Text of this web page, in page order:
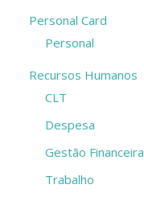
Personal Card
Personal
Recursos Humanos
CLT
Despesa
Gestão Financeira
Trabalho